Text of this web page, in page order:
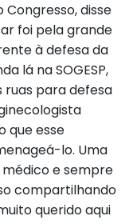
Congresso, disse
foi pela grande
à defesa da
lá na SOGESP,
ruas para defesa
que esse
lo. Uma
e sempre
compartilhando
querido aqui